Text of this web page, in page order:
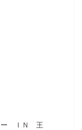
ー ＩＮ 王